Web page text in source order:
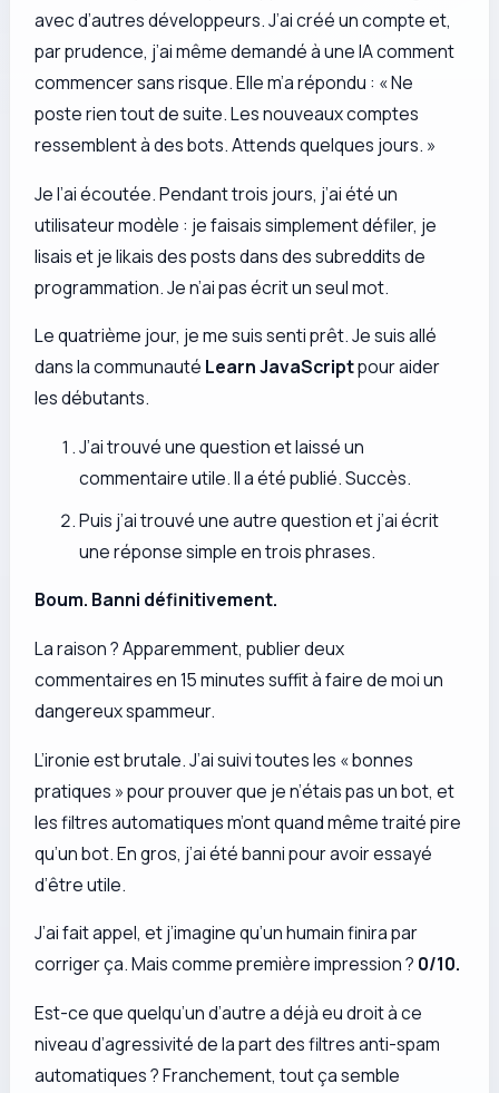
avec d’autres développeurs. J’ai créé un compte et,
par prudence, j’ai même demandé à une IA comment
commencer sans risque. Elle m’a répondu : « Ne
poste rien tout de suite. Les nouveaux comptes
ressemblent à des bots. Attends quelques jours. »
Je l’ai écoutée. Pendant trois jours, j’ai été un
utilisateur modèle : je faisais simplement défiler, je
lisais et je likais des posts dans des subreddits de
programmation. Je n’ai pas écrit un seul mot.
Le quatrième jour, je me suis senti prêt. Je suis allé
dans la communauté Learn JavaScriptpour aider
les débutants.
J’ai trouvé une question et laissé un
commentaire utile. Il a été publié. Succès.
Puis j’ai trouvé une autre question et j’ai écrit
une réponse simple en trois phrases.
Boum. Banni définitivement.
La raison ? Apparemment, publier deux
commentaires en 15 minutes suffit à faire de moi un
dangereux spammeur.
L’ironie est brutale. J’ai suivi toutes les « bonnes
pratiques » pour prouver que je n’étais pas un bot, et
les filtres automatiques m’ont quand même traité pire
qu’un bot. En gros, j’ai été banni pour avoir essayé
d’être utile.
J’ai fait appel, et j’imagine qu’un humain finira par
corriger ça. Mais comme première impression ? 0/10.
Est-ce que quelqu’un d’autre a déjà eu droit à ce
niveau d’agressivité de la part des filtres anti-spam
automatiques ? Franchement, tout ça semble